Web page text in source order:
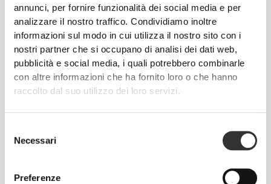
annunci, per fornire funzionalità dei social media e per
analizzare il nostro traffico. Condividiamo inoltre
informazioni sul modo in cui utilizza il nostro sito con i
nostri partner che si occupano di analisi dei dati web,
pubblicità e social media, i quali potrebbero combinarle
con altre informazioni che ha fornito loro o che hanno
raccolto dal suo utilizzo dei loro servizi.
delNecessari
Preferenze
piacere, perché non causano irritazioni alla pelle.
CONSIGLI PER LE TAGLIE